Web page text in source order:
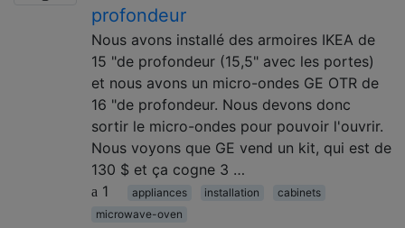
profondeur
Nous avons installé des armoires IKEA de
15 "de profondeur (15,5" avec les portes)
et nous avons un micro-ondes GE OTR de
16 "de profondeur. Nous devons donc
sortir le micro-ondes pour pouvoir l'ouvrir.
Nous voyons que GE vend un kit, qui est de
130 $ et ça cogne 3 …
1
appliances installation
cabinets
microwave-oven